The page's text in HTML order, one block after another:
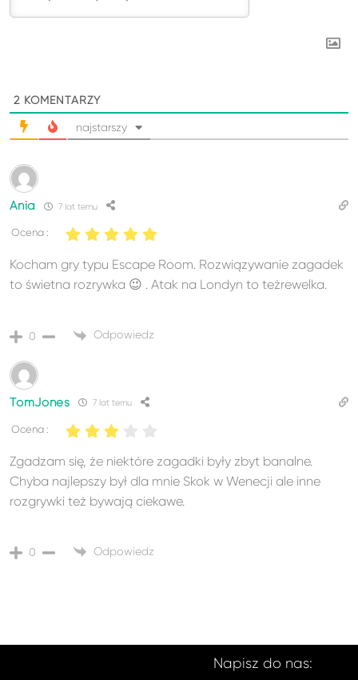
2 KOMENTARZY
najstarszy
Ania 7 lat temu
Ocena :
Kocham gry typu Escape Room. Rozwiązywanie zagadek
to świetna rozrywka 😉 . Atak na Londyn to teżrewelka.
0 Odpowiedz
TomJones 7 lat temu
Ocena :
Zgadzam się, że niektóre zagadki były zbyt banalne.
Chyba najlepszy był dla mnie Skok w Wenecji ale inne
rozgrywki też bywają ciekawe.
0 Odpowiedz
Napisz do nas: